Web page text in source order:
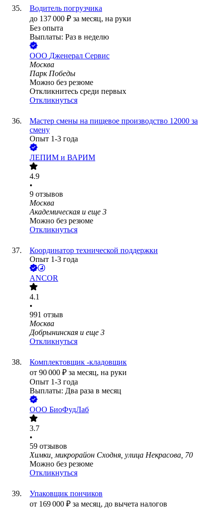
Водитель погрузчика
до 137 000 ₽ за месяц, на руки
Без опыта
Выплаты: Раз в неделю
ООО Дженерал Сервис
Москва
Парк Победы
Можно без резюме
Откликнитесь среди первых
Откликнуться
Мастер смены на пищевое производство 12000 за
смену
Опыт 1-3 года
ЛЕПИМ и ВАРИМ
4.9
•
9 отзывов
Москва
Академическая и еще 3
Можно без резюме
Откликнуться
Координатор технической поддержки
Опыт 1-3 года
ANCOR
4.1
•
991 отзыв
Москва
Добрынинская и еще 3
Откликнуться
Комплектовщик -кладовщик
от 90 000 ₽ за месяц, на руки
Опыт 1-3 года
Выплаты: Два раза в месяц
ООО БиоФудЛаб
3.7
•
59 отзывов
Химки, микрорайон Сходня, улица Некрасова, 70
Можно без резюме
Откликнуться
Упаковщик пончиков
от 169 000 ₽ за месяц, до вычета налогов